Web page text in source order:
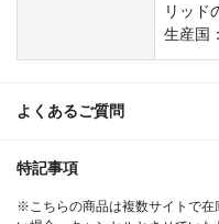
リッド
生産国
よくあるご質問
特記事項
※こちらの商品は複数サイトで在